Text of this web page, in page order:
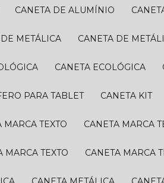
CANETA DE ALUMÍNIO
DE METÁLICA CANETA DE
CANETA ECOLÓGICA
PARA TABLET CANETA KIT
MARCA TEXTO CANETA MARCA
MARCA TEXTO CANETA MARCA